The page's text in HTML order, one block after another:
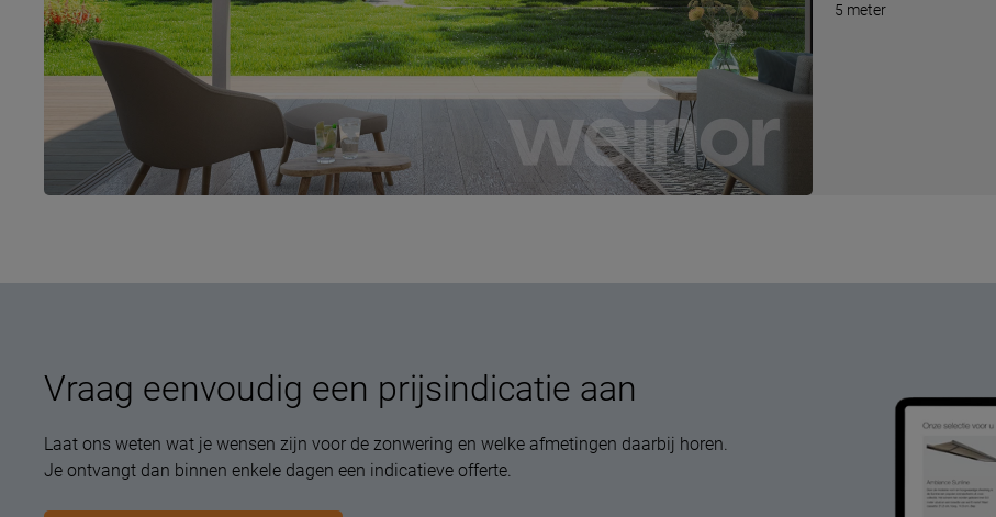
5 meter
Vraag eenvoudig een prijsindicatie aan
Laat ons weten wat je wensen zijn voor de zonwering en welke afmetingen daarbij horen.
Je ontvangt dan binnen enkele dagen een indicatieve offerte.